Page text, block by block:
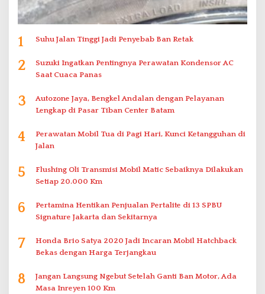
1 Suhu Jalan Tinggi Jadi Penyebab Ban Retak
2
Suzuki Ingatkan Pentingnya Perawatan Kondensor AC
Saat Cuaca Panas
3
Autozone Jaya, Bengkel Andalan dengan Pelayanan
Lengkap di Pasar Tiban Center Batam
4
Perawatan Mobil Tua di Pagi Hari, Kunci Ketangguhan di
Jalan
5
Flushing Oli Transmisi Mobil Matic Sebaiknya Dilakukan
Setiap 20.000 Km
6
Pertamina Hentikan Penjualan Pertalite di 13 SPBU
Signature Jakarta dan Sekitarnya
7
Honda Brio Satya 2020 Jadi Incaran Mobil Hatchback
Bekas dengan Harga Terjangkau
8
Jangan Langsung Ngebut Setelah Ganti Ban Motor, Ada
Masa Inreyen 100 Km